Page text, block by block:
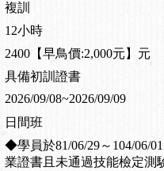
複訓
12小時
2400【早鳥價:2,000元】元
具備初訓證書
2026/09/08~2026/09/09
日間班
◆學員於81/06/29～104/06/
業證書且未通過技能檢定測